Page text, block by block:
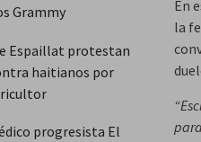
En
la
Grammy
Espaillat protestan
haitianos por
progresista El